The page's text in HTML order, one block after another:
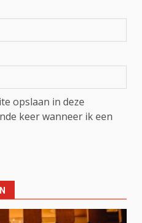
opslaan in deze
keer wanneer ik een